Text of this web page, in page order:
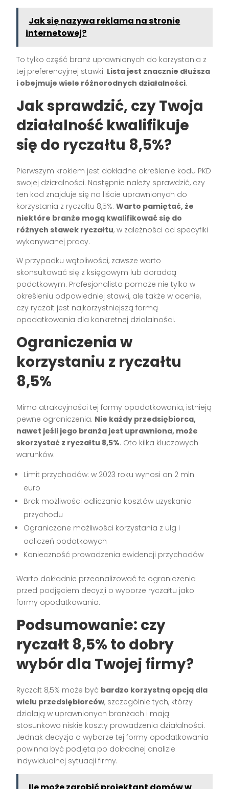
Jak się nazywa reklama na stronie
internetowej?
To tylko część branż uprawnionych do korzystania z
tej preferencyjnej stawki. Lista jest znacznie dłuższa
i obejmuje wiele różnorodnych działalności.
Jak sprawdzić, czy Twoja
działalność kwalifikuje
się do ryczałtu 8,5%?
Pierwszym krokiem jest dokładne określenie kodu PKD
swojej działalności. Następnie należy sprawdzić, czy
ten kod znajduje się na liście uprawnionych do
korzystania z ryczałtu 8,5%.Warto pamiętać, że
niektóre branże mogą kwalifikować się do
różnych stawek ryczałtu, w zależności od specyfiki
wykonywanej pracy.
W przypadku wątpliwości, zawsze warto
skonsultować się z księgowym lub doradcą
podatkowym. Profesjonalista pomoże nie tylko w
określeniu odpowiedniej stawki, ale także w ocenie,
czy ryczałt jest najkorzystniejszą formą
opodatkowania dla konkretnej działalności.
Ograniczenia w
korzystaniu z ryczałtu
8,5%
Mimo atrakcyjności tej formy opodatkowania, istnieją
pewne ograniczenia. Nie każdy przedsiębiorca,
nawet jeśli jego branża jest uprawniona, może
skorzystać z ryczałtu 8,5%. Oto kilka kluczowych
warunków:
Limit przychodów: w 2023 roku wynosi on 2 mln
euro
Brak możliwości odliczania kosztów uzyskania
przychodu
Ograniczone możliwości korzystania z ulg i
odliczeń podatkowych
Konieczność prowadzenia ewidencji przychodów
Warto dokładnie przeanalizować te ograniczenia
przed podjęciem decyzji o wyborze ryczałtu jako
formy opodatkowania.
Podsumowanie: czy
ryczałt 8,5% to dobry
wybór dla Twojej firmy?
Ryczałt 8,5% może być bardzo korzystną opcją dla
wielu przedsiębiorców, szczególnie tych, którzy
działają w uprawnionych branżach i mają
stosunkowo niskie koszty prowadzenia działalności.
Jednak decyzja o wyborze tej formy opodatkowania
powinna być podjęta po dokładnej analizie
indywidualnej sytuacji firmy.